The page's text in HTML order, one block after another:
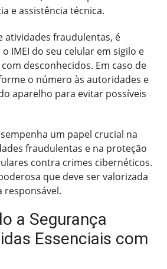
e assistência técnica.
atividades fraudulentas, é
IMEI do seu celular em sigilo e
desconhecidos. Em caso de
o número às autoridades e
aparelho para evitar possíveis
um papel crucial na
fraudulentas e na proteção
contra crimes cibernéticos.
que deve ser valorizada
responsável.
a Segurança
Essenciais com